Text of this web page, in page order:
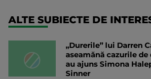
ALTE SUBIECTE DE
„Durerile” lui Darren
aseamănă cazurile
au ajuns Simona
Sinner